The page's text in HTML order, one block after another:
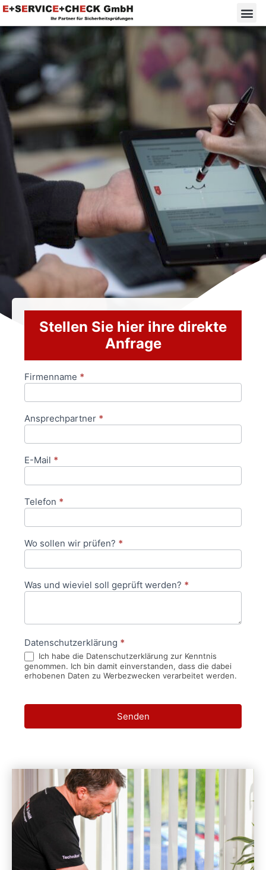
Stellen Sie hier ihre direkte
Anfrage
Anfrageformular
Firmenname *
Ansprechpartner *
E-Mail *
Telefon *
Wo sollen wir prüfen? *
Was und wieviel soll geprüft werden? *
Datenschutzerklärung *
Ich habe die Datenschutzerklärung zur Kenntnis
genommen. Ich bin damit einverstanden, dass die dabei
erhobenen Daten zu Werbezwecken verarbeitet werden.
Senden